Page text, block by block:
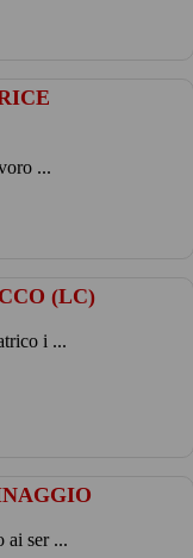
...
(LC)
i ...
ai ser ...